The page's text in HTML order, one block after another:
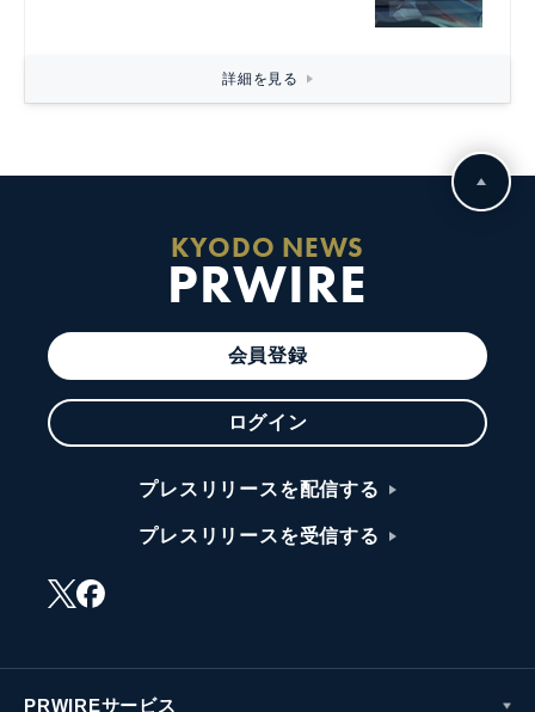
詳細を見る
KYODO NEWS
PRWIRE
会員登録
ログイン
プレスリリースを配信する
プレスリリースを受信する
PRWIREサービス